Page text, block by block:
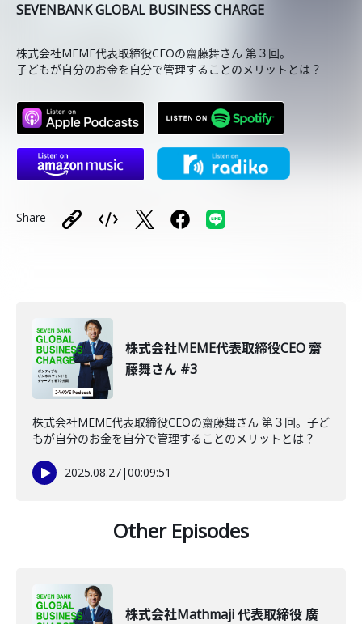
SEVENBANK GLOBAL BUSINESS CHARGE
株式会社MEME代表取締役CEOの齋藤舞さん 第３回。
子どもが自分のお金を自分で管理することのメリットとは？
Share
株式会社MEME代表取締役CEO 齋
藤舞さん #3
株式会社MEME代表取締役CEOの齋藤舞さん 第３回。子ど
もが自分のお金を自分で管理することのメリットとは？
2025.08.27|00:09:51
Other Episodes
株式会社Mathmaji 代表取締役 廣